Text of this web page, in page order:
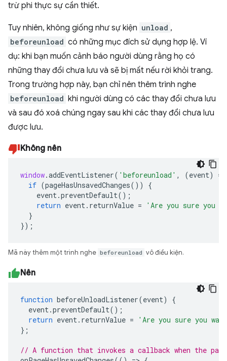
trừ phi thực sự cần thiết.
Tuy nhiên, không giống như sự kiện unload ,
beforeunload có những mục đích sử dụng hợp lệ. Ví
dụ: khi bạn muốn cảnh báo người dùng rằng họ có
những thay đổi chưa lưu và sẽ bị mất nếu rời khỏi trang.
Trong trường hợp này, bạn chỉ nên thêm trình nghe
beforeunload khi người dùng có các thay đổi chưa lưu
và sau đó xoá chúng ngay sau khi các thay đổi chưa lưu
được lưu.
Không nên
window.addEventListener( 'beforeunload' , (event)
=>
if (pageHasUnsavedChanges())
{
event.preventDefault();
return event. returnValue =
'Are you sure you
}
});
Mã này thêm một trình nghe beforeunload vô điều kiện.
Nên
function beforeUnloadListener(event)
{
event.preventDefault();
return event. returnValue =
'Are you sure you
};
// A function that invokes a callback when the page